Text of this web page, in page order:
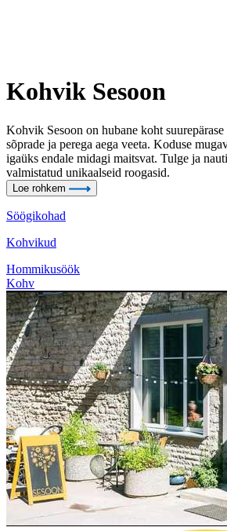
Kohvik Sesoon
Kohvik Sesoon on hubane koht suurepärase
sõprade ja perega aega veeta. Koduse
igaüks endale midagi maitsvat. Tulge ja
valmistatud unikaalseid roogasid.
Loe rohkem
Söögikohad
Kohvikud
Hommikusöök
Kohv